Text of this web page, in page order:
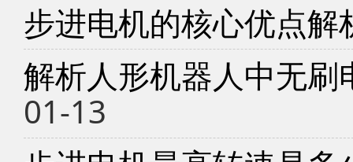
步进电机的核心优点解
解析人形机器人中无
01-13